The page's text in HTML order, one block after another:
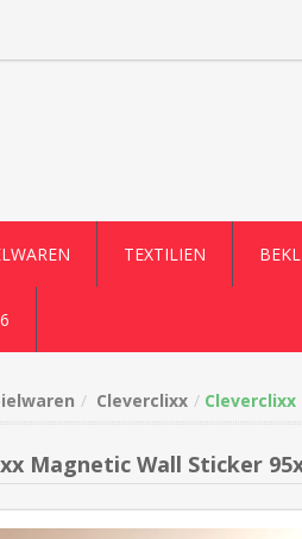
TEXTILIEN
Cleverclixx
Magnetic Wall Sticker